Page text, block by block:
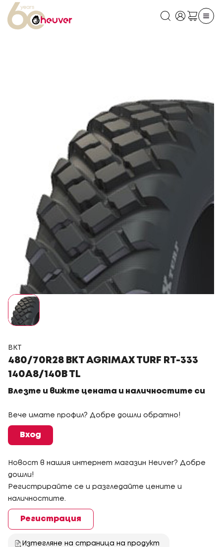
BKT
480/70R28 BKT AGRIMAX TURF RT-333
140A8/140B TL
Влезте и вижте цената и наличностите си
Вече имате профил? Добре дошли обратно!
Вход
Новост в нашия интернет магазин Heuver? Добре
дошли!
Регистрирайте се и разгледайте цените и
наличностите.
Регистрация
Изтегляне на страница на продукт